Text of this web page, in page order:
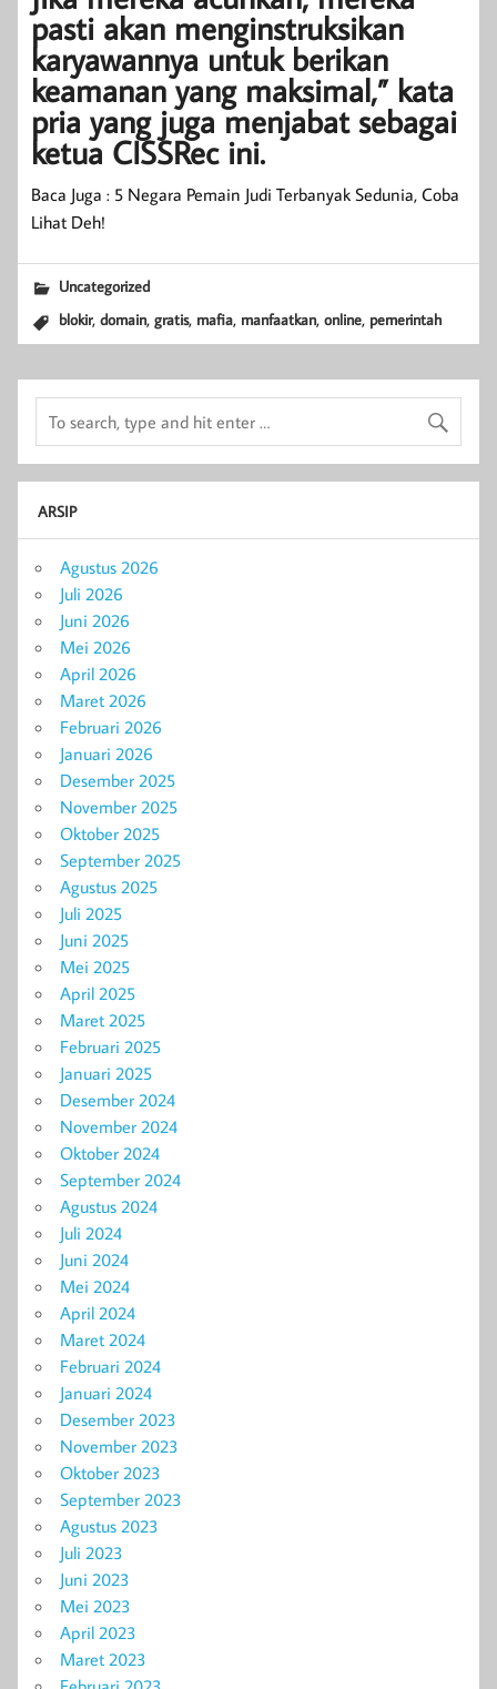
pasti akan menginstruksikan
karyawannya untuk berikan
keamanan yang maksimal,” kata
pria yang juga menjabat sebagai
ketua CISSRec ini.
Baca Juga : 5 Negara Pemain Judi Terbanyak Sedunia, Coba
Lihat Deh!
Uncategorized
blokir,domain,gratis, mafia, manfaatkan,online, pemerintah
ARSIP
Agustus 2026
Juli 2026
Juni 2026
Mei 2026
April 2026
Maret 2026
Februari 2026
Januari 2026
Desember 2025
November 2025
Oktober 2025
September 2025
Agustus 2025
Juli 2025
Juni 2025
Mei 2025
April 2025
Maret 2025
Februari 2025
Januari 2025
Desember 2024
November 2024
Oktober 2024
September 2024
Agustus 2024
Juli 2024
Juni 2024
Mei 2024
April 2024
Maret 2024
Februari 2024
Januari 2024
Desember 2023
November 2023
Oktober 2023
September 2023
Agustus 2023
Juli 2023
Juni 2023
Mei 2023
April 2023
Maret 2023